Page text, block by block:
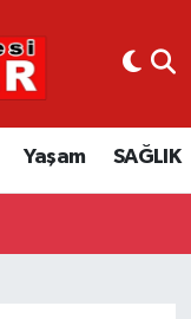
Yaşam SAĞLIK